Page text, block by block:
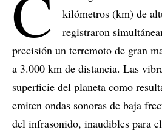
kilómetros (km) de
registraron
precisión un terremoto de gran
a 3.000 km de distancia. Las
superficie del planeta como
emiten ondas sonoras de baja
del infrasonido, inaudibles para